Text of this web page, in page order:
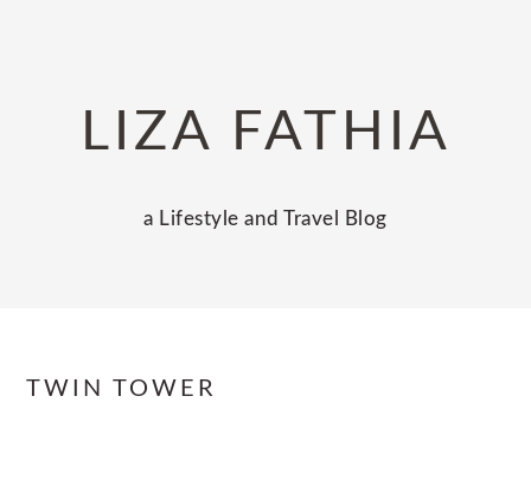
navigationLIZA FATHIA
a Lifestyle and Travel Blog
TWIN TOWER